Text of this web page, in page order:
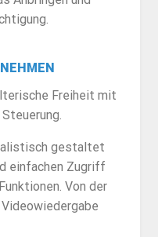
Freiheit mit
gestaltet
einfachen Zugriff
Von der